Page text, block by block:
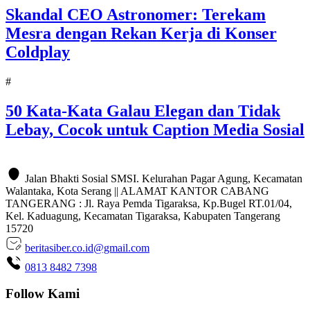
Skandal CEO Astronomer: Terekam
Mesra dengan Rekan Kerja di Konser
Coldplay
#
50 Kata-Kata Galau Elegan dan Tidak
Lebay, Cocok untuk Caption Media Sosial
Jalan Bhakti Sosial SMSI. Kelurahan Pagar Agung, Kecamatan
Walantaka, Kota Serang || ALAMAT KANTOR CABANG
TANGERANG : Jl. Raya Pemda Tigaraksa, Kp.Bugel RT.01/04,
Kel. Kaduagung, Kecamatan Tigaraksa, Kabupaten Tangerang
15720
beritasiber.co.id@gmail.com
0813 8482 7398
Follow Kami